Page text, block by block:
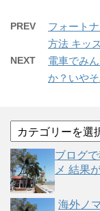
PREV
フォート
方法 キッ
NEXT
電車でみ
か？いや
テ
ゴ
リ
ー
ブログ
メ 結果
海外ノ